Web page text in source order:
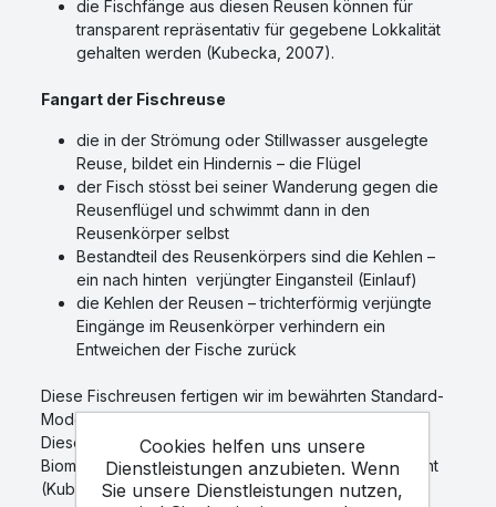
Cookies helfen uns unsere
Dienstleistungen anzubieten. Wenn
Sie unsere Dienstleistungen nutzen,
die Fischfänge aus diesen Reusen können für
transparent repräsentativ für gegebene Lokkalität
gehalten werden (Kubecka, 2007).
Fangart der Fischreuse
die in der Strömung oder Stillwasser ausgelegte
Reuse, bildet ein Hindernis – die Flügel
der Fisch stösst bei seiner Wanderung gegen die
Reusenflügel und schwimmt dann in den
Reusenkörper selbst
Bestandteil des Reusenkörpers sind die Kehlen –
ein nach hinten verjüngter Eingansteil (Einlauf)
die Kehlen der Reusen – trichterförmig verjüngte
Eingänge im Reusenkörper verhindern ein
Entweichen der Fische zurück
Diese Fischreusen fertigen wir im bewährten Standard-
Modell an.
Diese Fischfallen wurden erfolgreich bei
Biomanipulation des Wasserbeckens Rimov gebraucht
(Kubecka, 1992).